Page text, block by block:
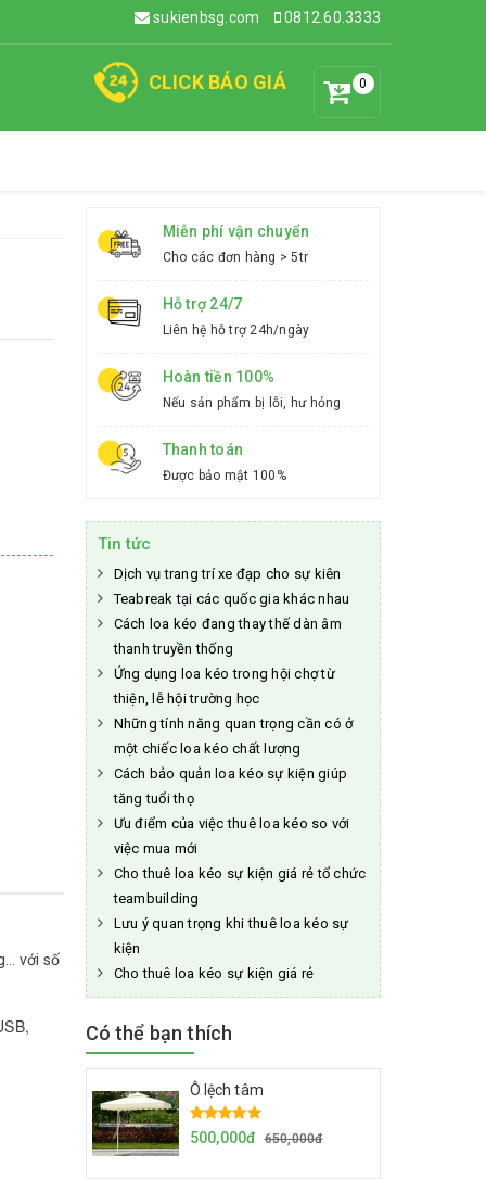
sukienbsg.com 0812.60.3333
0
CLICK BÁO GIÁ
với số
Miễn phí vận chuyển
Cho các đơn hàng > 5tr
Hỗ trợ 24/7
Liên hệ hỗ trợ 24h/ngày
Hoàn tiền 100%
Nếu sản phẩm bị lỗi, hư hỏng
Thanh toán
Được bảo mật 100%
Tin tức
Dịch vụ trang trí xe đạp cho sự kiên
Teabreak tại các quốc gia khác nhau
Cách loa kéo đang thay thế dàn âm
thanh truyền thống
Ứng dụng loa kéo trong hội chợ từ
thiện, lễ hội trường học
Những tính năng quan trọng cần có ở
một chiếc loa kéo chất lượng
Cách bảo quản loa kéo sự kiện giúp
tăng tuổi thọ
Ưu điểm của việc thuê loa kéo so với
việc mua mới
Cho thuê loa kéo sự kiện giá rẻ tổ chức
teambuilding
Lưu ý quan trọng khi thuê loa kéo sự
kiện
Cho thuê loa kéo sự kiện giá rẻ
Có thể bạn thích
Ô lệch tâm
500,000đ 650,000đ